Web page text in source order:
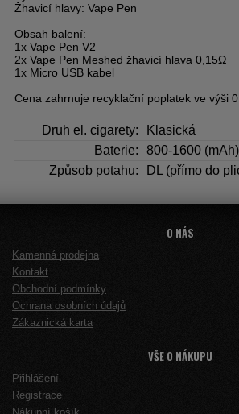
Žhavicí hlavy: Vape Pen
Obsah balení:
1x Vape Pen V2
2x Vape Pen Meshed žhavicí hlava 0,15Ω
1x Micro USB kabel
Cena zahrnuje recyklační poplatek ve výši
Druh el. cigarety:
Klasická
Baterie:
800-1600 (mAh)
Způsob potahu:
DL (přímo do
O NÁS
Kamenná prodejna
Kontakt
Obchodní podmínky
Ochrana osobních údajů
Zákaznická karta
VŠE O NÁKUPU
Přihlášení
Registrace